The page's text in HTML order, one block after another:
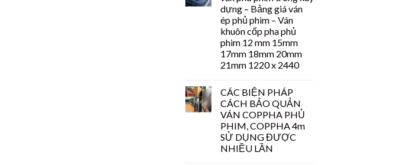
dựng – Bảng giá ván
ép phủ phim – Ván
khuôn cốp pha phủ
phim 12 mm 15mm
17mm 18mm 20mm
21mm 1220 x 2440
CÁC BIỆN PHÁP
CÁCH BẢO QUẢN
VÁN COPPHA PHỦ
PHIM, COPPHA 4m
SỬ DỤNG ĐƯỢC
NHIỀU LẦN